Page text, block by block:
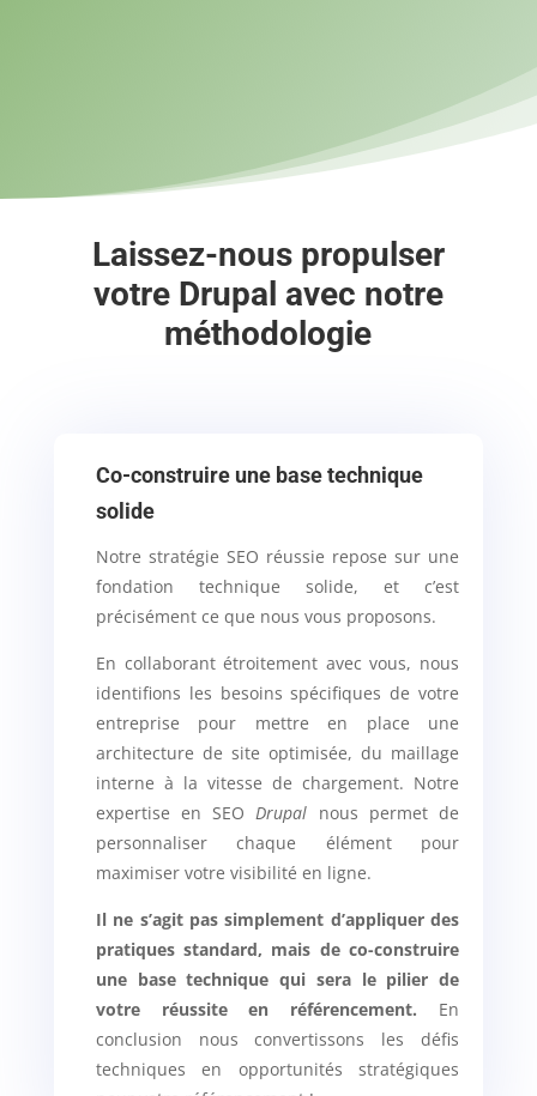
Laissez-nous propulser
votre Drupal avec notre
méthodologie
Co-construire une base technique
solide
Notre stratégie SEO réussie repose sur une
fondation technique solide, et c’est
précisément ce que nous vous proposons.
En collaborant étroitement avec vous, nous
identifions les besoins spécifiques de votre
entreprise pour mettre en place une
architecture de site optimisée, du maillage
interne à la vitesse de chargement. Notre
expertise en SEODrupal nous permet de
personnaliser chaque élément pour
maximiser votre visibilité en ligne.
Il ne s’agit pas simplement d’appliquer des
pratiques standard, mais de co-construire
une base technique qui sera le pilier de
votre réussite en référencement. En
conclusion nous convertissons les défis
techniques en opportunités stratégiques